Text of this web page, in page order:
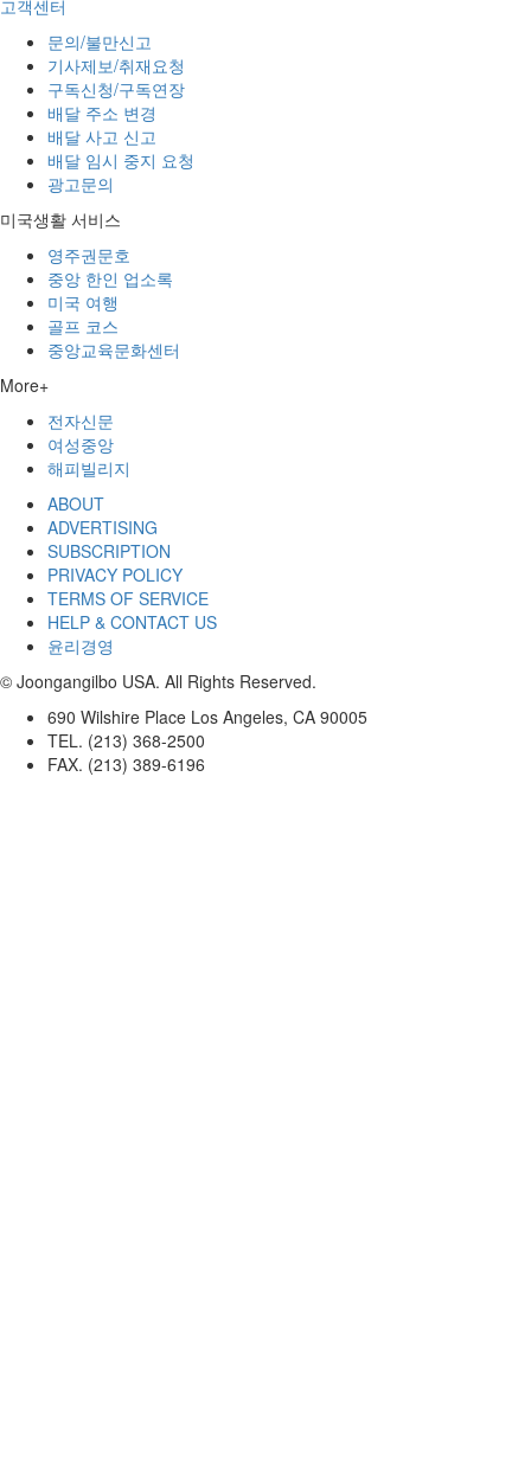
고객센터
문의/불만신고
기사제보/취재요청
구독신청/구독연장
배달 주소 변경
배달 사고 신고
배달 임시 중지 요청
광고문의
미국생활 서비스
영주권문호
중앙 한인 업소록
미국 여행
골프 코스
중앙교육문화센터
More+
전자신문
여성중앙
해피빌리지
ABOUT
ADVERTISING
SUBSCRIPTION
PRIVACY POLICY
TERMS OF SERVICE
HELP & CONTACT US
윤리경영
© Joongangilbo USA. All Rights Reserved.
690 Wilshire Place Los Angeles, CA 90005
TEL. (213) 368-2500
FAX. (213) 389-6196